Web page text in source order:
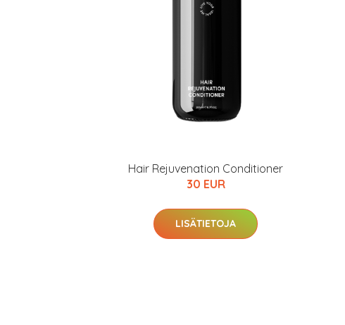
Hair Rejuvenation Conditioner
30 EUR
LISÄTIETOJA